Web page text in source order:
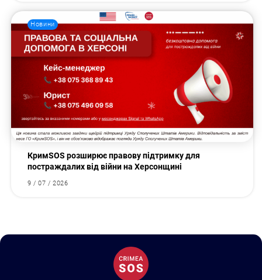
Новини
КримSOS розширює правову підтримку для
постраждалих від війни на Херсонщині
9 / 07 / 2026